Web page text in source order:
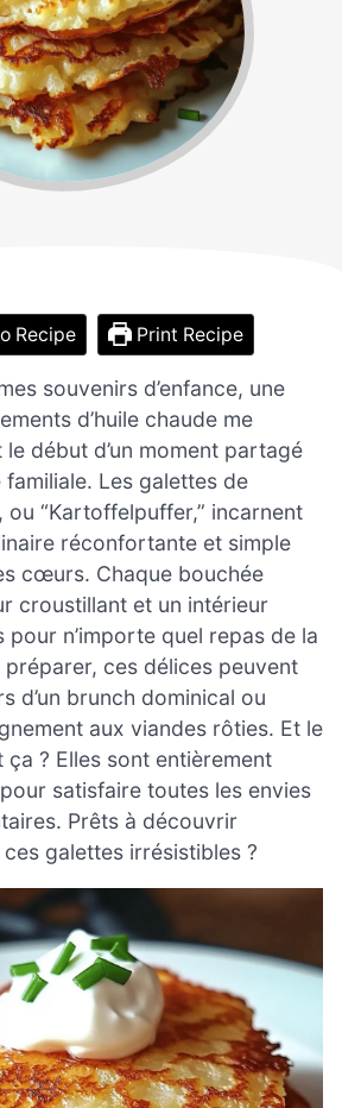
Recipe Print Recipe
souvenirs d’enfance, une
d’huile chaude me
début d’un moment partagé
Les galettes de
“Kartoffelpuffer,” incarnent
réconfortante et simple
cœurs. Chaque bouchée
croustillant et un intérieur
n’importe quel repas de la
préparer, ces délices peuvent
d’un brunch dominical ou
aux viandes rôties. Et le
ça ? Elles sont entièrement
satisfaire toutes les envies
Prêts à découvrir
galettes irrésistibles ?